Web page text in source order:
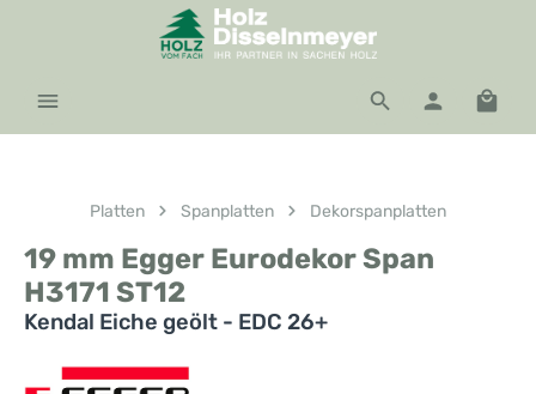
Zum Hauptinhalt springen
Platten Spanplatten Dekorspanplatten
19 mm Egger Eurodekor Span
H3171 ST12
Kendal Eiche geölt - EDC 26+